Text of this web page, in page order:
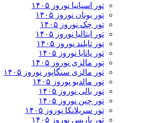
تور اسپانیا نوروز ۱۴۰۵
تور یونان نوروز ۱۴۰۵
تور چک نوروز ۱۴۰۵
تور ایتالیا نوروز ۱۴۰۵
تور تایلند نوروز ۱۴۰۵
تور پاتایا نوروز ۱۴۰۵
تور مالزی نوروز ۱۴۰۵
تور مالزی سنگاپور نوروز ۱۴۰۵
تور مالدیو نوروز ۱۴۰۵
تور بالی نوروز ۱۴۰۵
تور چين نوروز ۱۴۰۵
تور سریلانکا نوروز ۱۴۰۵
تور پاریس نوروز ۱۴۰۵